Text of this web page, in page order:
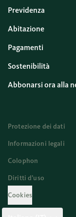
Previdenza
Abitazione
Pagamenti
Sostenibilità
Abbonarsi ora alla
Protezione dei dati
Informazioni legali
Colophon
Diritti d’uso
Cookies